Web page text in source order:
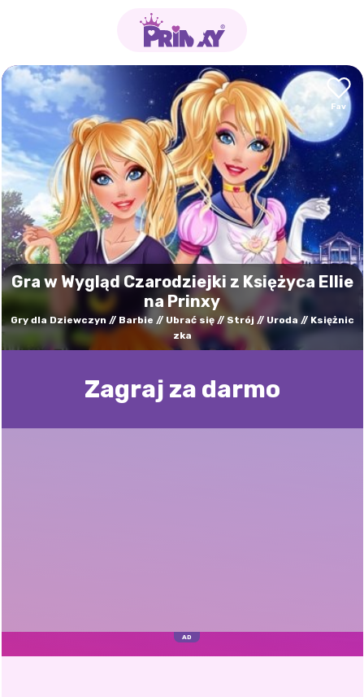
Gra w Wygląd Czarodziejki z Księżyca Ellie
na Prinxy
Gry dla Dziewczyn Barbie Ubrać się Strój Uroda
Księżnic
zka
Zagraj za darmo